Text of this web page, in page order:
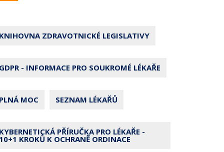
ZDRAVOTNICKÉ LEGISLATIVY
- INFORMACE PRO SOUKROMÉ LÉKAŘE
MOC SEZNAM LÉKAŘŮ
PŘÍRUČKA PRO LÉKAŘE -
KROKŮ K OCHRANĚ ORDINACE